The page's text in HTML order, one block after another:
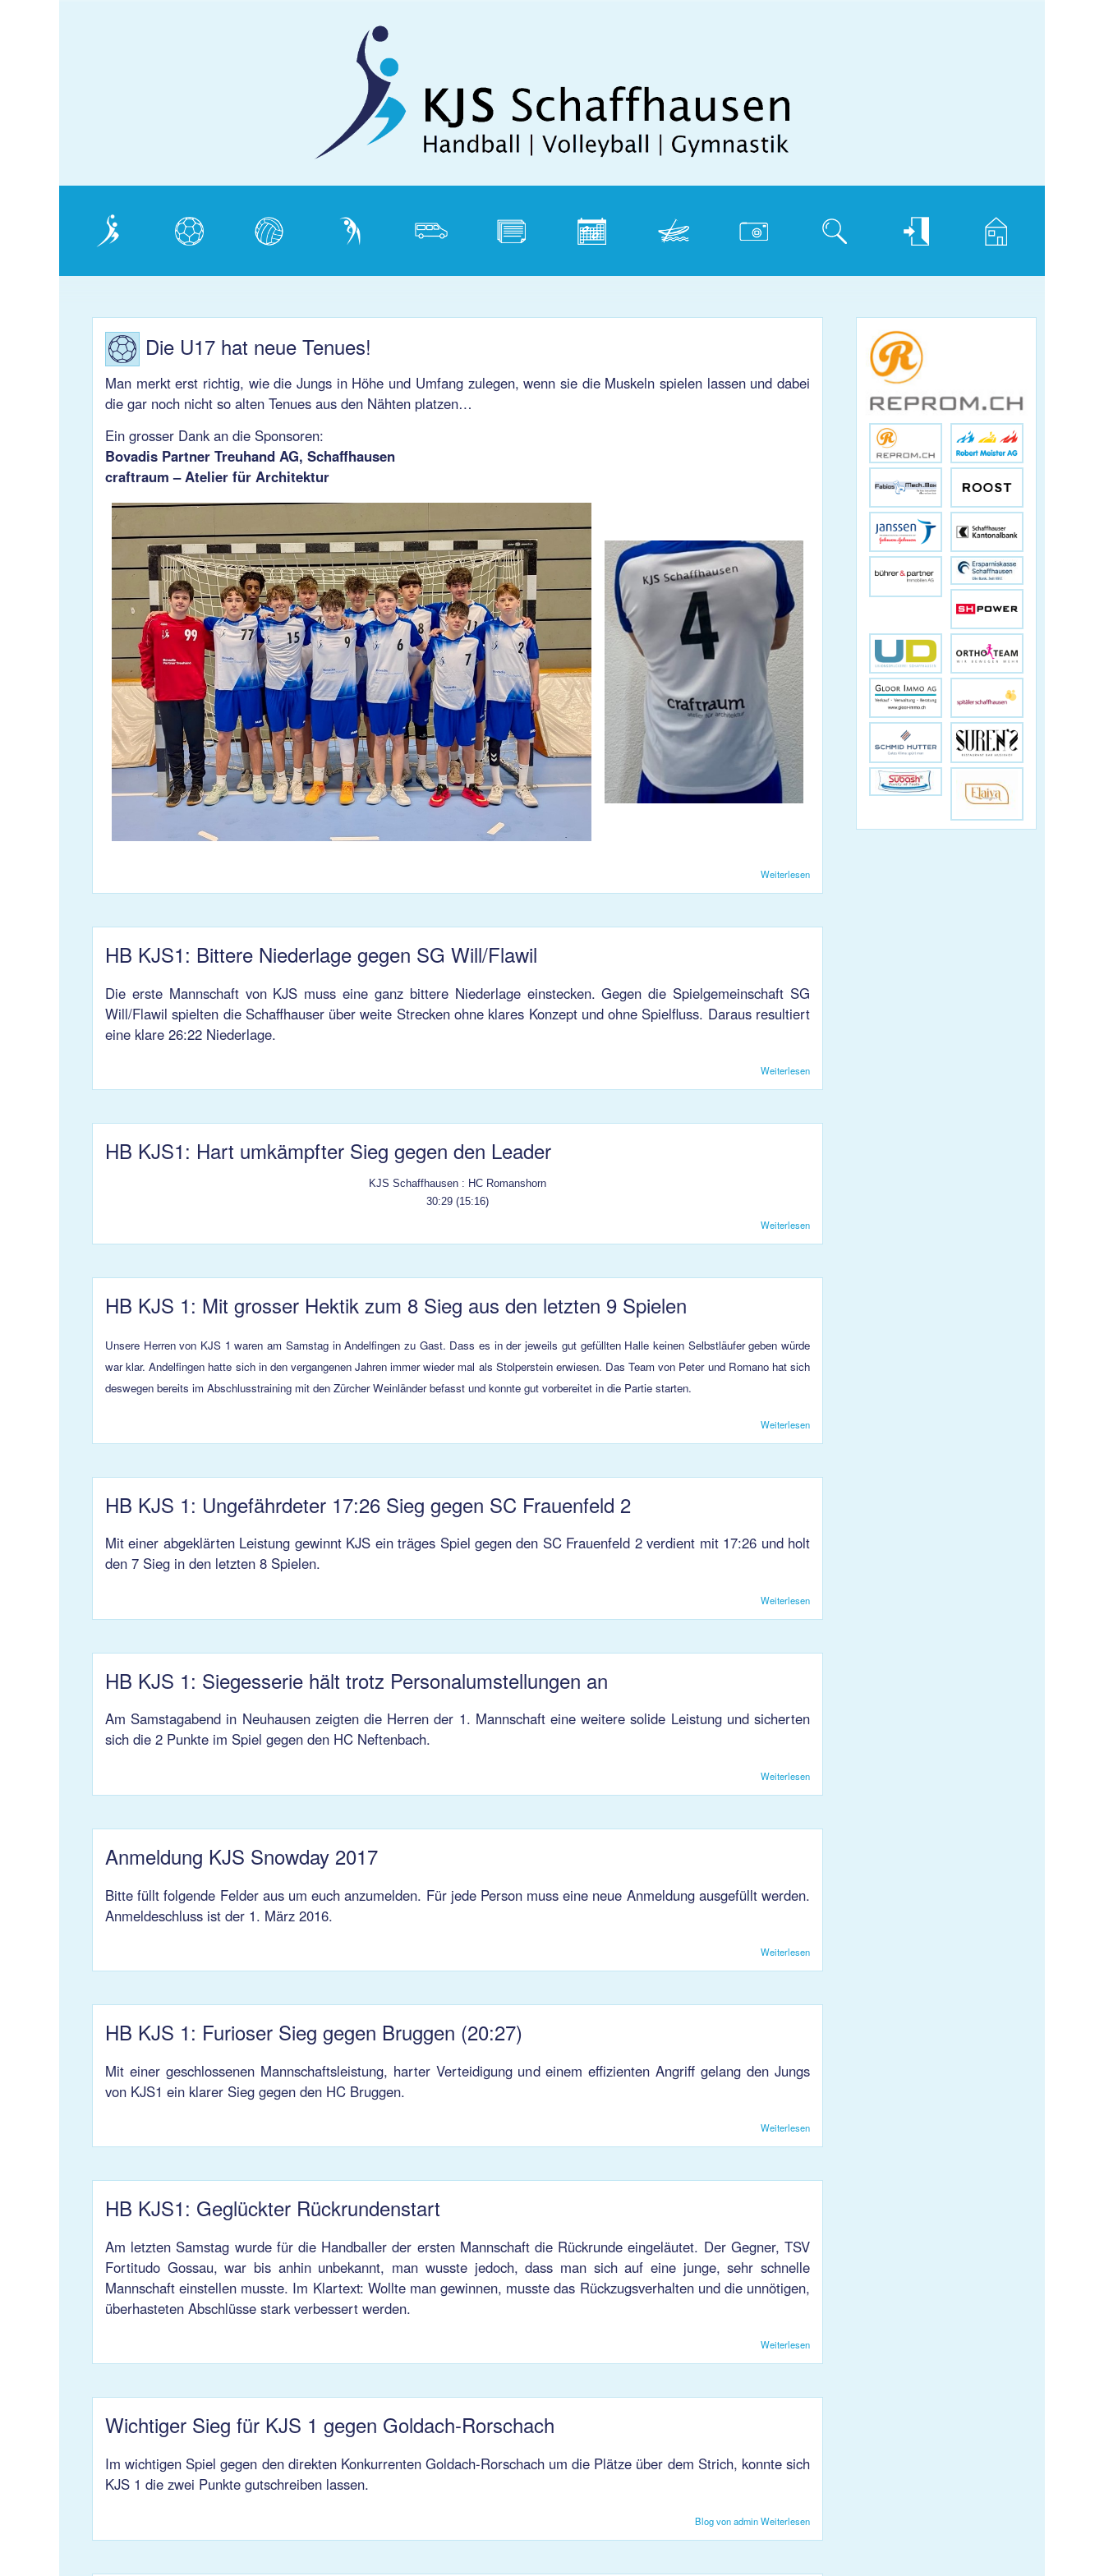
Verein Handball Volleyball Gymnastik Vereinsbus Dokumente Kalender Weidling Photogalerie Suche Login Home
Die U17 hat neue Tenues!
Man merkt erst richtig, wie die Jungs in Höhe und Umfang zulegen, wenn sie die Muskeln spielen lassen und dabei
die gar noch nicht so alten Tenues aus den Nähten platzen…
Ein grosser Dank an die Sponsoren:
Bovadis Partner Treuhand AG, Schaffhausen
craftraum – Atelier für Architektur
Weiterlesen
HB KJS1: Bittere Niederlage gegen SG Will/Flawil
Die erste Mannschaft von KJS muss eine ganz bittere Niederlage einstecken. Gegen die Spielgemeinschaft SG
Will/Flawil spielten die Schaffhauser über weite Strecken ohne klares Konzept und ohne Spielfluss. Daraus resultiert
eine klare 26:22 Niederlage.
Weiterlesen
HB KJS1: Hart umkämpfter Sieg gegen den Leader
KJS Schaffhausen : HC Romanshorn
30:29 (15:16)
Weiterlesen
HB KJS 1: Mit grosser Hektik zum 8 Sieg aus den letzten 9 Spielen
Unsere Herren von KJS 1 waren am Samstag in Andelfingen zu Gast. Dass es in der jeweils gut gefüllten Halle keinen Selbstläufer geben würde
war klar. Andelfingen hatte sich in den vergangenen Jahren immer wieder mal als Stolperstein erwiesen. Das Team von Peter und Romano hat sich
deswegen bereits im Abschlusstraining mit den Zürcher Weinländer befasst und konnte gut vorbereitet in die Partie starten.
Weiterlesen
HB KJS 1: Ungefährdeter 17:26 Sieg gegen SC Frauenfeld 2
Mit einer abgeklärten Leistung gewinnt KJS ein träges Spiel gegen den SC Frauenfeld 2 verdient mit 17:26 und holt
den 7 Sieg in den letzten 8 Spielen.
Weiterlesen
HB KJS 1: Siegesserie hält trotz Personalumstellungen an
Am Samstagabend in Neuhausen zeigten die Herren der 1. Mannschaft eine weitere solide Leistung und sicherten
sich die 2 Punkte im Spiel gegen den HC Neftenbach.
Weiterlesen
Anmeldung KJS Snowday 2017
Bitte füllt folgende Felder aus um euch anzumelden. Für jede Person muss eine neue Anmeldung ausgefüllt werden.
Anmeldeschluss ist der 1. März 2016.
Weiterlesen
HB KJS 1: Furioser Sieg gegen Bruggen (20:27)
Mit einer geschlossenen Mannschaftsleistung, harter Verteidigung und einem effizienten Angriff gelang den Jungs
von KJS1 ein klarer Sieg gegen den HC Bruggen.
Weiterlesen
HB KJS1: Geglückter Rückrundenstart
Am letzten Samstag wurde für die Handballer der ersten Mannschaft die Rückrunde eingeläutet. Der Gegner, TSV
Fortitudo Gossau, war bis anhin unbekannt, man wusste jedoch, dass man sich auf eine junge, sehr schnelle
Mannschaft einstellen musste. Im Klartext: Wollte man gewinnen, musste das Rückzugsverhalten und die unnötigen,
überhasteten Abschlüsse stark verbessert werden.
Weiterlesen
Wichtiger Sieg für KJS 1 gegen Goldach-Rorschach
Im wichtigen Spiel gegen den direkten Konkurrenten Goldach-Rorschach um die Plätze über dem Strich, konnte sich
KJS 1 die zwei Punkte gutschreiben lassen.
Weiterlesen
Blog von admin